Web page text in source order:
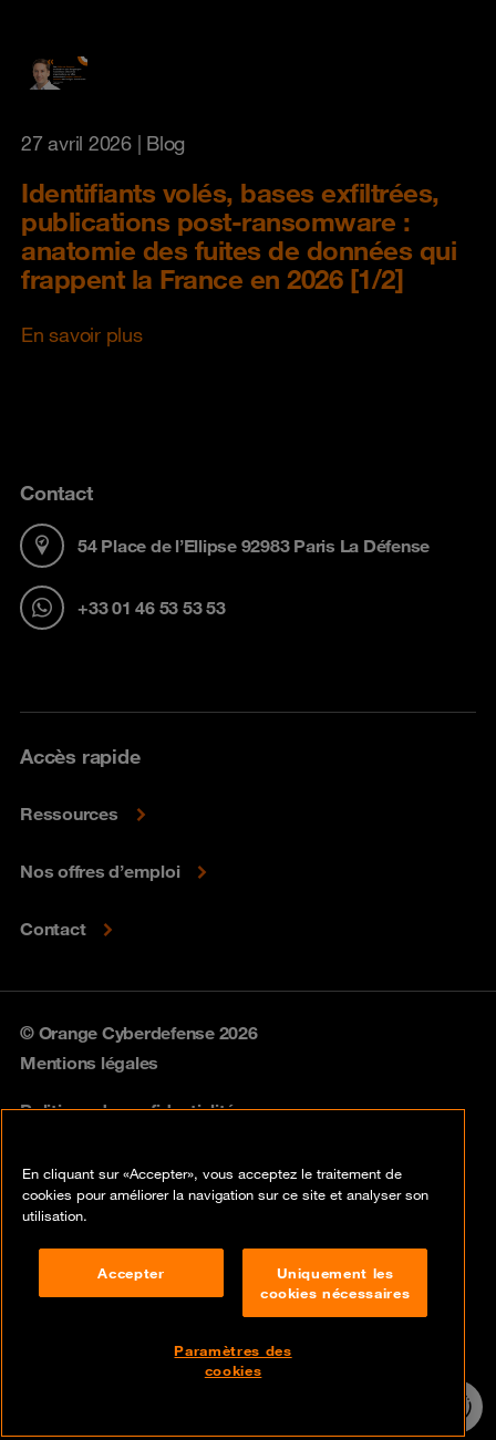
27 avril 2026| Blog
Identifiants volés, bases exfiltrées,
publications post-ransomware :
anatomie des fuites de données qui
frappent la France en 2026 [1/2]
En savoir plus
Contact
54 Place de l’Ellipse 92983 Paris La Défense
+33 01 46 53 53 53
Accès rapide
Ressources
Nos offres d’emploi
Contact
© Orange Cyberdefense 2026
Mentions légales
Politique de confidentialité
Cookies
Conformité
Lancer une alerte
En cliquant sur «Accepter», vous acceptez le traitement de
cookies pour améliorer la navigation sur ce site et analyser son
utilisation.
Accepter
Uniquement les
cookies nécessaires
Paramètres des
cookies